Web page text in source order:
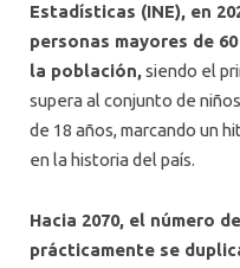
Estadísticas (INE), en
personas mayores de
la población,siendo el
supera al conjunto de
de 18 años, marcando un
en la historia del país.
Hacia 2070, el número
prácticamente se